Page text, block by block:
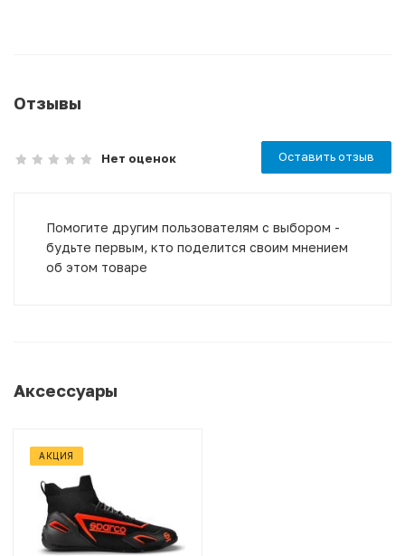
Отзывы
Нет оценок Оставить отзыв
Помогите другим пользователям с выбором -
будьте первым, кто поделится своим мнением
об этом товаре
Аксессуары
АКЦИЯ